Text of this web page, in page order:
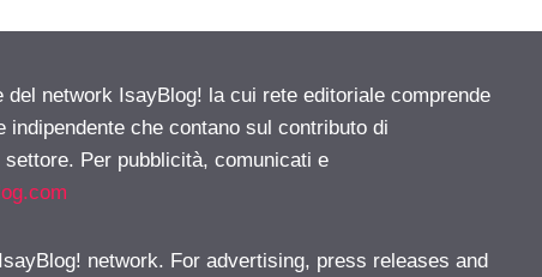
del network IsayBlog! la cui rete editoriale comprende
che contano sul contributo di
Per pubblicità, comunicati e
network. For advertising, press releases and